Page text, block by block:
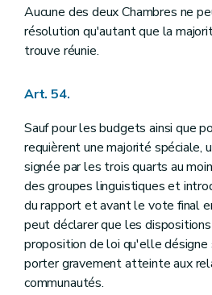
Aucune des deux Chambres ne
résolution qu'autant que la
trouve réunie.
Art. 54.
Sauf pour les budgets ainsi que
requièrent une majorité spéciale,
signée par les trois quarts au
des groupes linguistiques et
du rapport et avant le vote final
peut déclarer que les
proposition de loi qu'elle désigne
porter gravement atteinte aux
communautés.